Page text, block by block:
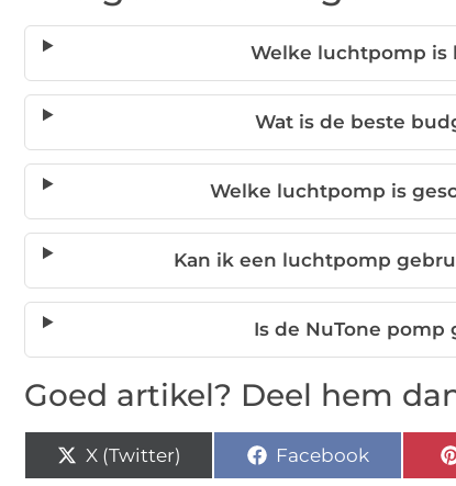
Welke luchtpomp is
Wat is de beste
Welke luchtpomp is
Kan ik een luchtpomp
Is de NuTone
Goed artikel? Deel hem
X (Twitter) Facebook